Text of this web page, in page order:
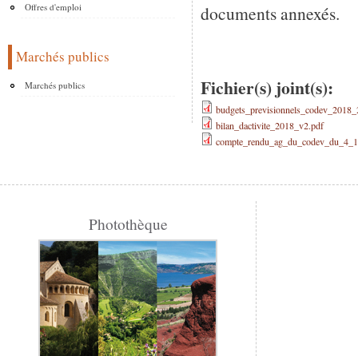
Offres d'emploi
Marchés publics
Marchés publics
documents annexés.
Fichier(s) joint(s):
bilan_dactivite_2018_v2.pdf
Photothèque